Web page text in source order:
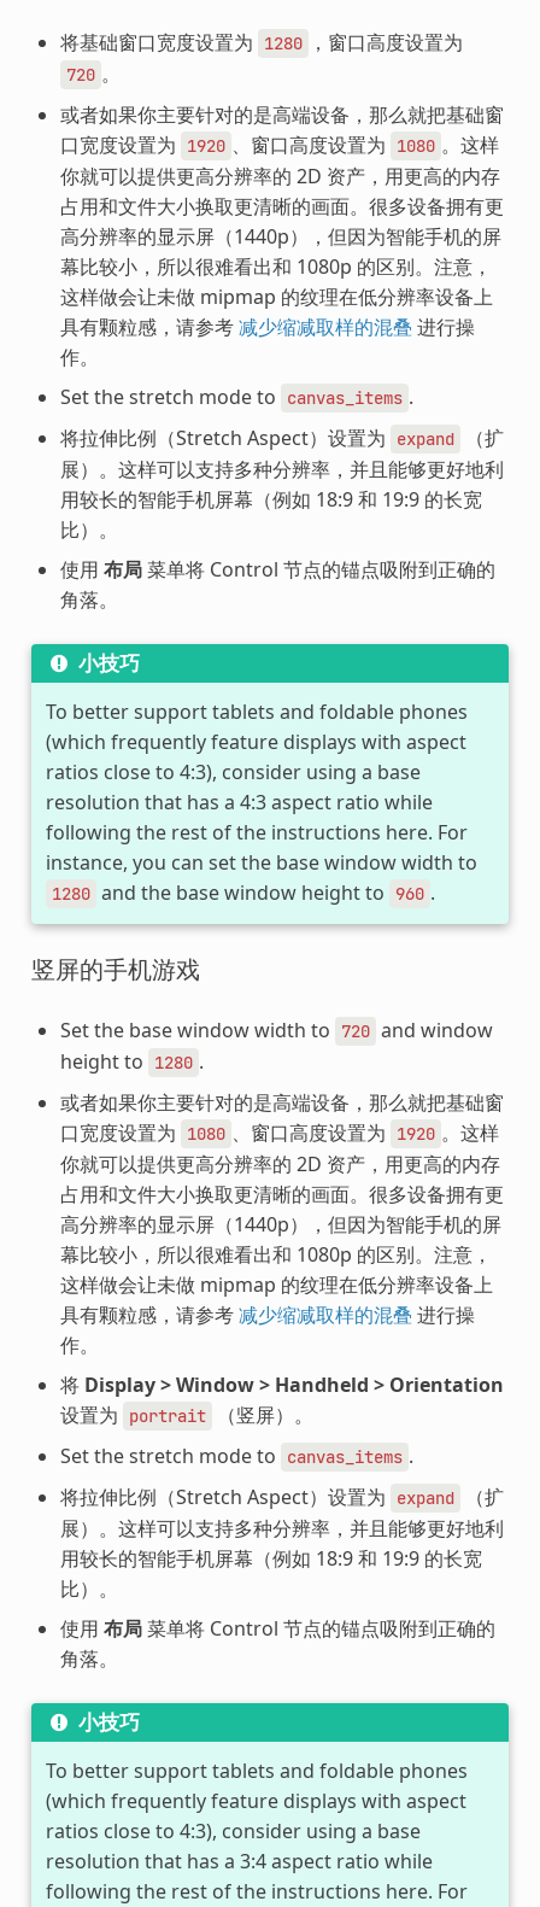
将基础窗口宽度设置为 1280 ，窗口高度设置为
720 。
或者如果你主要针对的是高端设备，那么就把基础窗
口宽度设置为
1920 、窗口高度设置为 1080 。这样
你就可以提供更高分辨率的 2D 资产，用更高的内存
占用和文件大小换取更清晰的画面。很多设备拥有更
高分辨率的显示屏（1440p），但因为智能手机的屏
幕比较小，所以很难看出和 1080p 的区别。注意，
这样做会让未做 mipmap 的纹理在低分辨率设备上
具有颗粒感，请参考减少缩减取样的混叠 进行操
作。
Set the stretch mode to
canvas_items .
将拉伸比例（Stretch Aspect）设置为
expand
（扩
展）。这样可以支持多种分辨率，并且能够更好地利
用较长的智能手机屏幕（例如 18:9 和 19:9 的长宽
比）。
使用 布局菜单将 Control 节点的锚点吸附到正确的
角落。
小技巧
To better support tablets and foldable phones
(which frequently feature displays with aspect
ratios close to 4:3), consider using a base
resolution that has a 4:3 aspect ratio while
following the rest of the instructions here. For
instance, you can set the base window width to
1280 and the base window height to 960 .
竖屏的手机游戏
Set the base window width to 720 and window
height to
1280 .
或者如果你主要针对的是高端设备，那么就把基础窗
口宽度设置为
1080 、窗口高度设置为 1920 。这样
你就可以提供更高分辨率的 2D 资产，用更高的内存
占用和文件大小换取更清晰的画面。很多设备拥有更
高分辨率的显示屏（1440p），但因为智能手机的屏
幕比较小，所以很难看出和 1080p 的区别。注意，
这样做会让未做 mipmap 的纹理在低分辨率设备上
具有颗粒感，请参考减少缩减取样的混叠 进行操
作。
将 Display > Window > Handheld > Orientation
设置为
portrait
（竖屏）。
Set the stretch mode to
canvas_items .
将拉伸比例（Stretch Aspect）设置为
expand
（扩
展）。这样可以支持多种分辨率，并且能够更好地利
用较长的智能手机屏幕（例如 18:9 和 19:9 的长宽
比）。
使用 布局菜单将 Control 节点的锚点吸附到正确的
角落。
小技巧
To better support tablets and foldable phones
(which frequently feature displays with aspect
ratios close to 4:3), consider using a base
resolution that has a 3:4 aspect ratio while
following the rest of the instructions here. For